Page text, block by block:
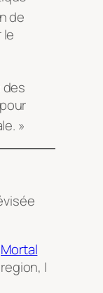
de
le
des
. »
Mortal
I